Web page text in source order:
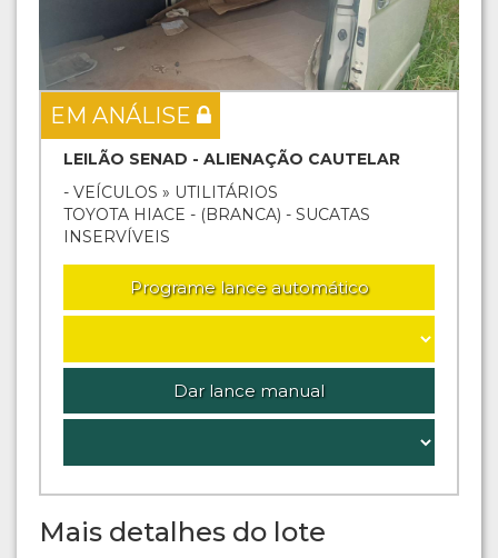
EM ANÁLISE
LEILÃO SENAD - ALIENAÇÃO CAUTELAR
- VEÍCULOS » UTILITÁRIOS
TOYOTA HIACE - (BRANCA) - SUCATAS
INSERVÍVEIS
Programe lance automático
Dar lance manual
Mais detalhes do lote